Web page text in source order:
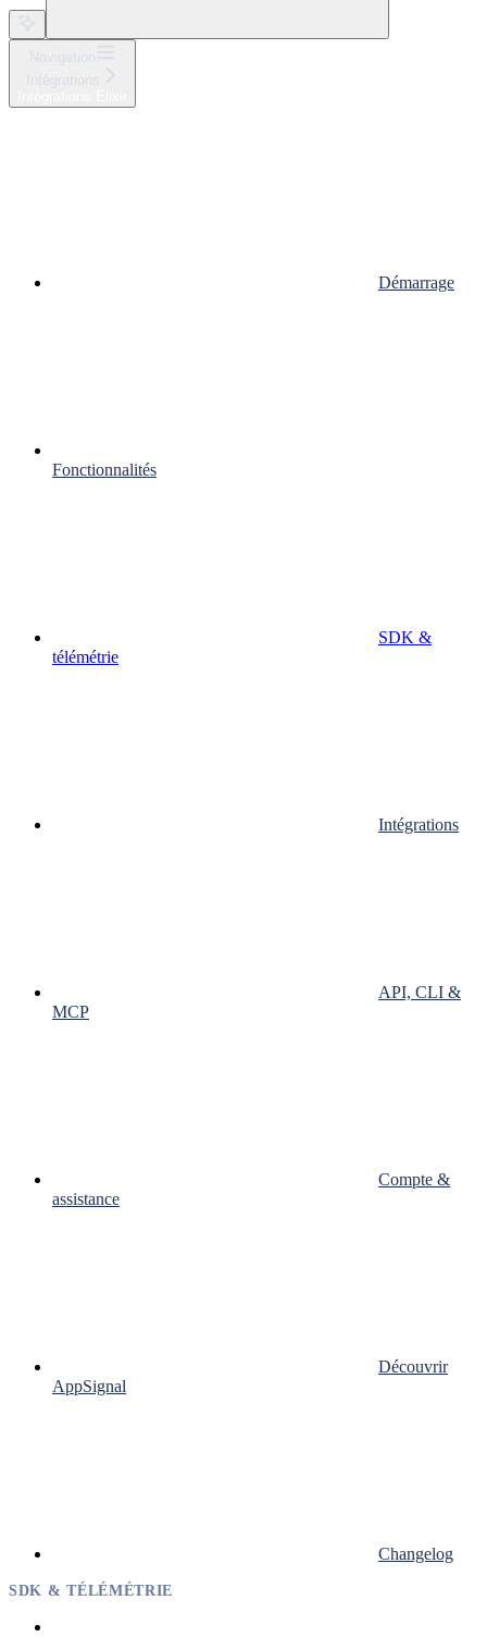
Démarrage
Fonctionnalités
SDK &
télémétrie
Intégrations
API, CLI &
MCP
Compte &
assistance
Découvrir
AppSignal
Changelog
SDK & TÉLÉMÉTRIE